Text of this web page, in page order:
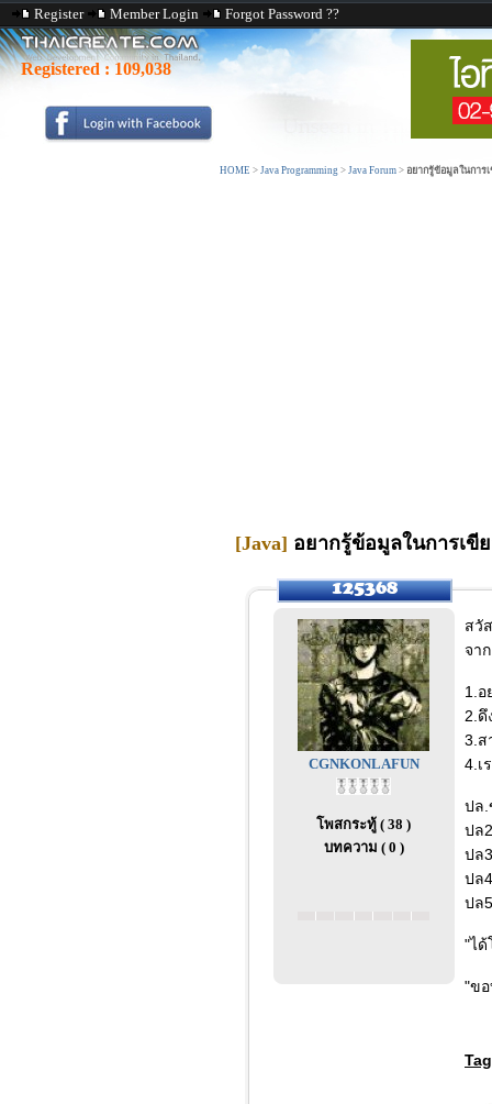
Register Member Login Forgot Password ??
Registered : 109,038
HOME > Java Programming > Java Forum > อยากรู้ข้อมูลในการ
[Java] อยากรู้ข้อมูลในการเขี
CGNKONLAFUN
โพสกระทู้ ( 38 )
บทความ ( 0 )
สวั
จา
1.อ
2.ดึ
3.ส
4.เ
ปล.
ปล
ปล
ปล
ปล
"ไ
"ข
Tag